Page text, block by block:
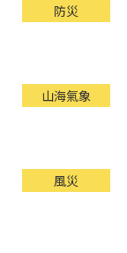
防災
山海氣象
風災